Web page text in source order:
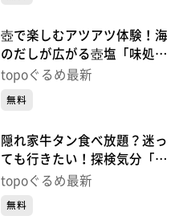
壺で楽しむアツアツ体験！海
のだしが広がる壺塩「味処・
ラーメン梅公」（青葉区小田
topoぐるめ最新
無料
隠れ家牛タン食べ放題？迷っ
ても行きたい！探検気分「仙
臺焼肉れれ」（青葉区一番
topoぐるめ最新
無料